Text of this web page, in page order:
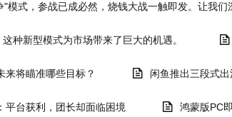
模式，参战已成必然，烧钱大战一触即发。让我们
种新型模式为市场带来了巨大的机遇。
来将瞄准哪些目标？ 闲鱼推出三段式
平台获利，团长却面临困境 鸿蒙版PC